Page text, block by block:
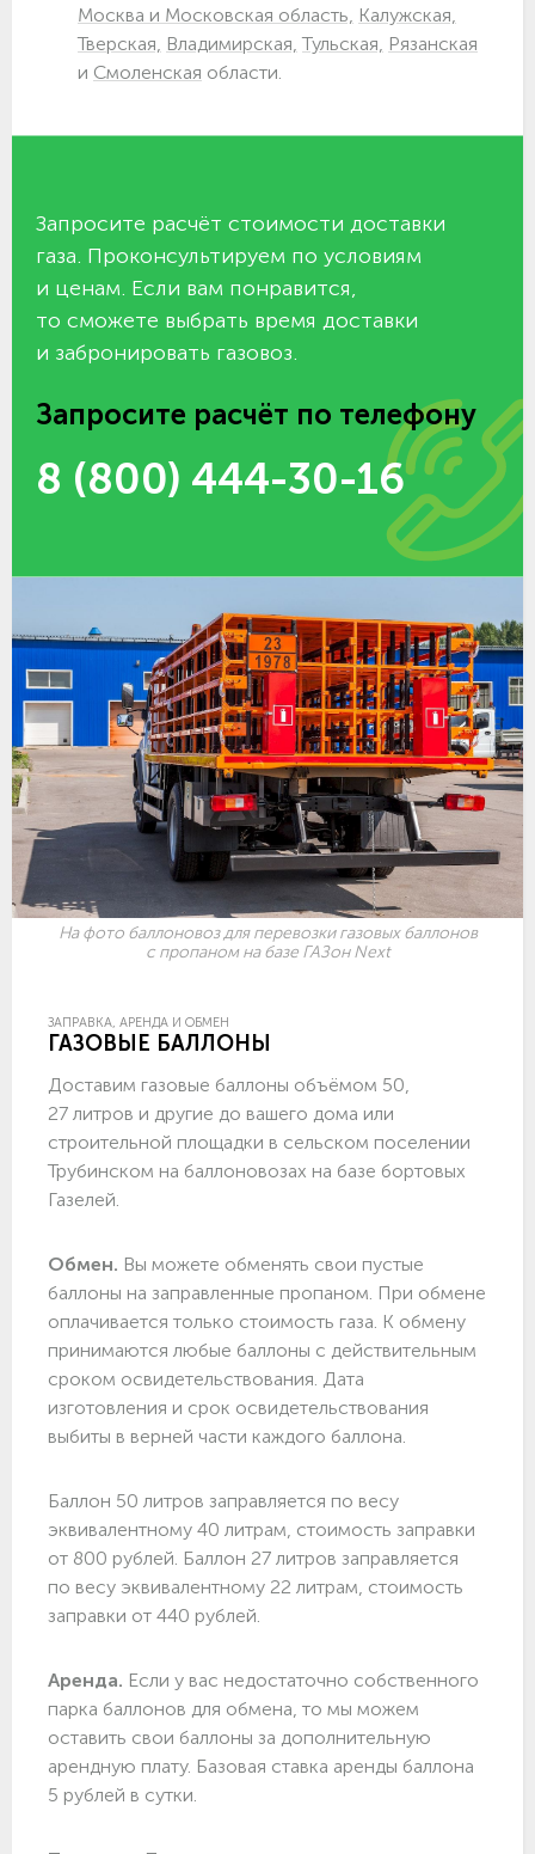
Москва и Московская область, Калужская,
Тверская, Владимирская, Тульская, Рязанская
и Смоленская области.
Запросите расчёт стоимости доставки
газа. Проконсультируем по условиям
и ценам. Если вам понравится,
то сможете выбрать время доставки
и забронировать газовоз.
Запросите расчёт по телефону
8 (800) 444-30-16
На фото баллоновоз для перевозки газовых баллонов
с пропаном на базе ГАЗон Next
ЗАПРАВКА, АРЕНДА И ОБМЕН
ГАЗОВЫЕ БАЛЛОНЫ
Доставим газовые баллоны объёмом 50,
27 литров и другие до вашего дома или
строительной площадки в сельском поселении
Трубинском на баллоновозах на базе бортовых
Газелей.
Обмен. Вы можете обменять свои пустые
баллоны на заправленные пропаном. При обмене
оплачивается только стоимость газа. К обмену
принимаются любые баллоны с действительным
сроком освидетельствования. Дата
изготовления и срок освидетельствования
выбиты в верней части каждого баллона.
Баллон 50 литров заправляется по весу
эквивалентному 40 литрам, стоимость заправки
от 800 рублей. Баллон 27 литров заправляется
по весу эквивалентному 22 литрам, стоимость
заправки от 440 рублей.
Аренда. Если у вас недостаточно собственного
парка баллонов для обмена, то мы можем
оставить свои баллоны за дополнительную
арендную плату. Базовая ставка аренды баллона
5 рублей в сутки.